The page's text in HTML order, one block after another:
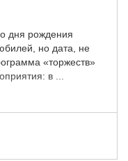
дня рождения
но дата, не
«торжеств»
в ...